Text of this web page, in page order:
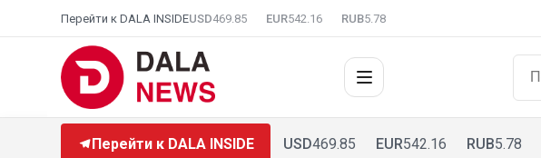
Перейти к DALA INSIDEUSD469.85 EUR542.16 RUB5.78
Перейти к DALA INSIDE USD469.85 EUR542.16 RUB5.78